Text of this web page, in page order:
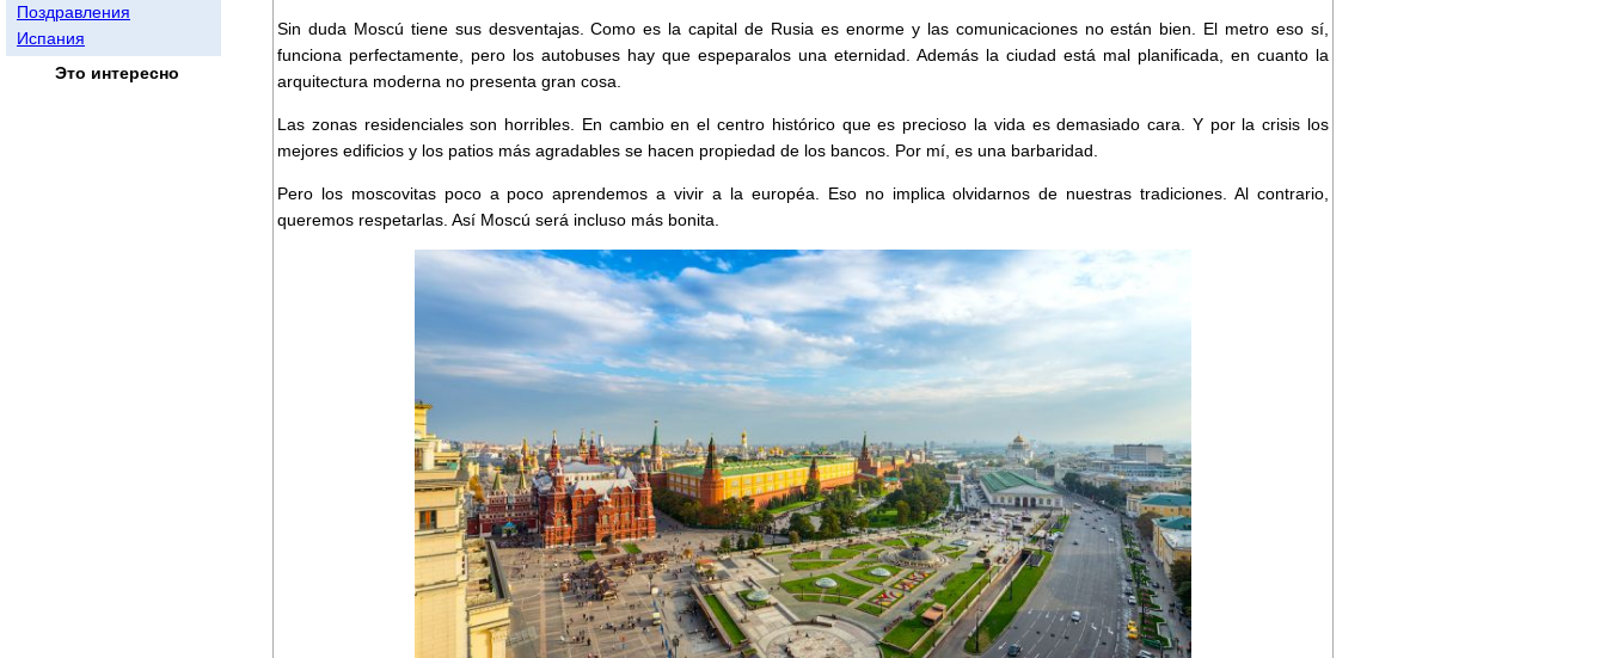
Поздравления
Испания
Это интересно
Sin duda Moscú tiene sus desventajas. Como es la capital de Rusia es enorme y las comunicaciones no están bien. El metro eso sí,
funciona perfectamente, pero los autobuses hay que espeparalos una eternidad. Además la ciudad está mal planificada, en cuanto la
arquitectura moderna no presenta gran cosa.
Las zonas residenciales son horribles. En cambio en el centro histórico que es precioso la vida es demasiado cara. Y por la crisis los
mejores edificios y los patios más agradables se hacen propiedad de los bancos. Por mí, es una barbaridad.
Pero los moscovitas poco a poco aprendemos a vivir a la européa. Eso no implica olvidarnos de nuestras tradiciones. Al contrario,
queremos respetarlas. Así Moscú será incluso más bonita.